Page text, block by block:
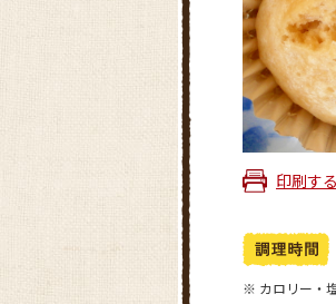
印刷する
※ カロリー・